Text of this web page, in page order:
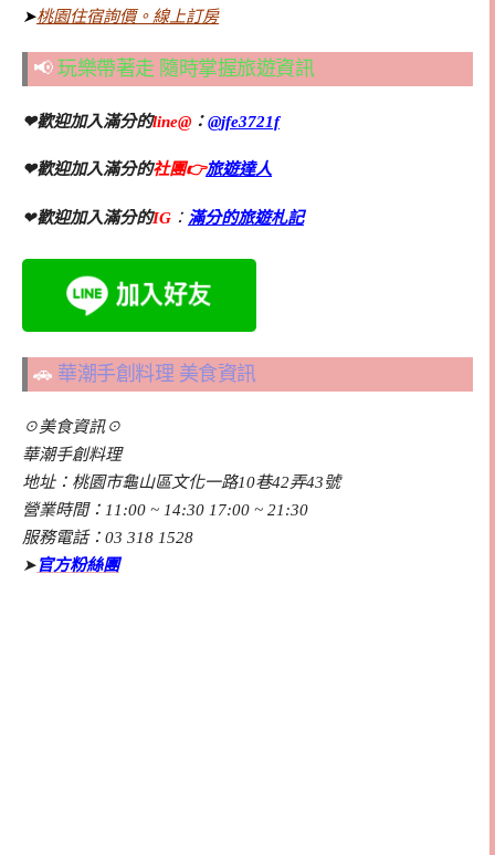
➤桃園住宿詢價。線上訂房
📢 玩樂帶著走 隨時掌握旅遊資訊
❤歡迎加入滿分的line@ ：@jfe3721f
❤歡迎加入滿分的社團👉旅遊達人
❤歡迎加入滿分的IG ： 滿分的旅遊札記
🚗 華潮手創料理 美食資訊
☉美食資訊☉
華潮手創料理
地址：桃園市龜山區文化一路10巷42弄43號
營業時間：11:00 ~ 14:30 17:00 ~ 21:30
服務電話：03 318 1528
➤官方粉絲團